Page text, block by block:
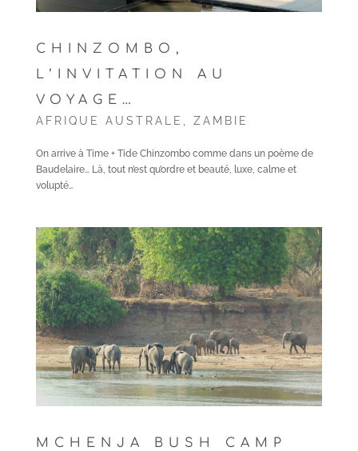
CHINZOMBO,
L’INVITATION AU
VOYAGE…
AFRIQUE AUSTRALE ZAMBIE
On arrive à Time + Tide Chinzombo comme dans un poème de
Baudelaire… Là, tout n’est qu’ordre et beauté, luxe, calme et
volupté…
MCHENJA BUSH CAMP